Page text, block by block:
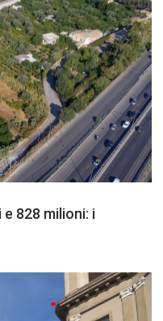
828 milioni: i